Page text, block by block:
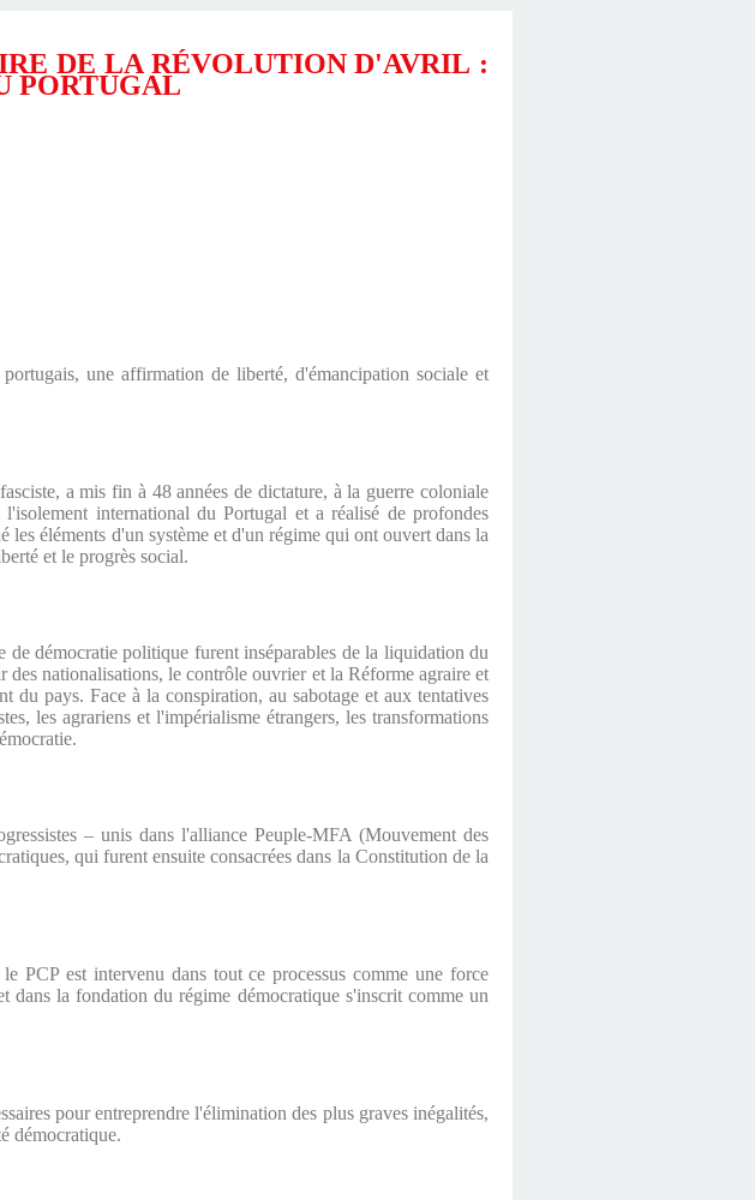
DE LA RÉVOLUTION D'AVRIL :
PORTUGAL
une affirmation de liberté, d'émancipation sociale et
a mis fin à 48 années de dictature, à la guerre coloniale
international du Portugal et a réalisé de profondes
éléments d'un système et d'un régime qui ont ouvert dans la
et le progrès social.
démocratie politique furent inséparables de la liquidation du
nationalisations, le contrôle ouvrier et la Réforme agraire et
du pays. Face à la conspiration, au sabotage et aux tentatives
les agrariens et l'impérialisme étrangers, les transformations
– unis dans l'alliance Peuple-MFA (Mouvement des
qui furent ensuite consacrées dans la Constitution de la
PCP est intervenu dans tout ce processus comme une force
la fondation du régime démocratique s'inscrit comme un
pour entreprendre l'élimination des plus graves inégalités,
démocratique.